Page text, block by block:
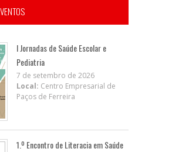
I Jornadas de Saúde Escolar e
Pediatria
7 de setembro de 2026
Local: Centro Empresarial de
Paços de Ferreira
1.º Encontro de Literacia em Saúde